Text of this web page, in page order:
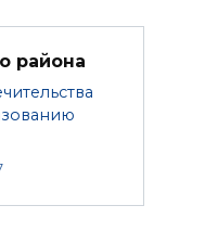
района